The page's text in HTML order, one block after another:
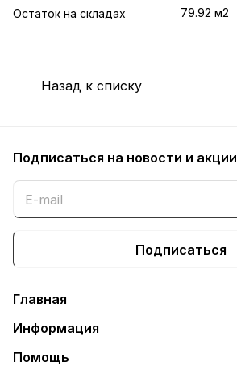
Остаток на складах 79.92 м2
Назад к списку
Подписаться на новости и акции
Подписаться
Главная
Информация
Помощь